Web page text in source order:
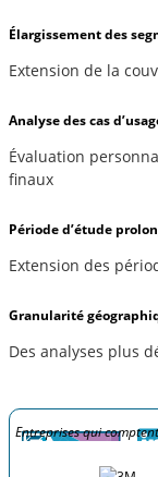
Élargissement des
Extension de la
Analyse des cas
Évaluation
finaux
Période d’étude
Extension des
Granularité
Des analyses plus
Entreprises qui